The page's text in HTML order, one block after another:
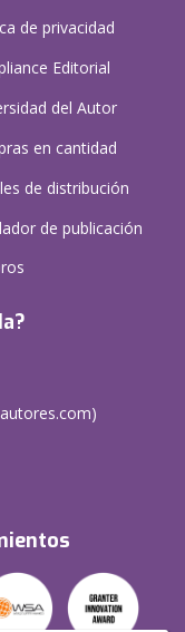
de privacidad
Editorial
del Autor
en cantidad
de distribución
de publicación
)